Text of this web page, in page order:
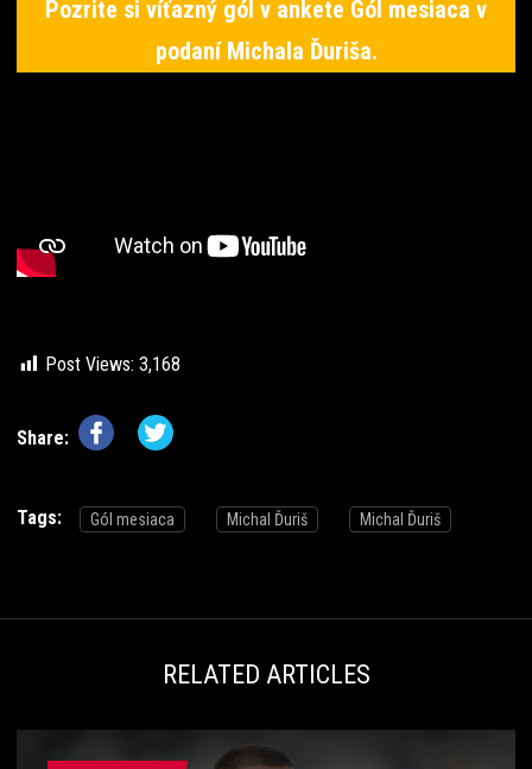
Pozrite si víťazný gól v ankete Gól mesiaca v
podaní Michala Ďuriša.
Post Views: 3,168
Share:
Tags: Gól mesiaca Michal Ďuriš Michal Ďuriš
RELATED ARTICLES